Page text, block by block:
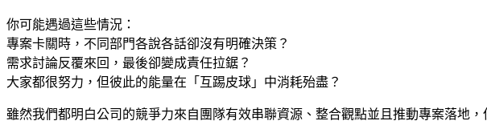
你可能遇過這些情況：
專案卡關時，不同部門各說各話卻沒有明確決策？
需求討論反覆來回，最後卻變成責任拉鋸？
大家都很努力，但彼此的能量在「互踢皮球」中消耗殆盡？
雖然我們都明白公司的競爭力來自團隊有效串聯資源、整合觀點並且推動專案落地